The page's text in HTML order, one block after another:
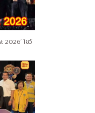
2026’ โชว์